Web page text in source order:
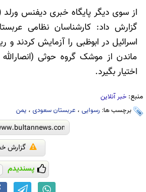
گزارش داد: کارشناسان نظامی
اسرائیل در ابوظبی را آزمایش کردند
ماندن از موشک گروه حوثی
اختیار بگیرد.
منبع: خبر آنلاین
برچسب ها: رسوایی ، عربستان سعودی ، یمن
گزارش
پسندیدم